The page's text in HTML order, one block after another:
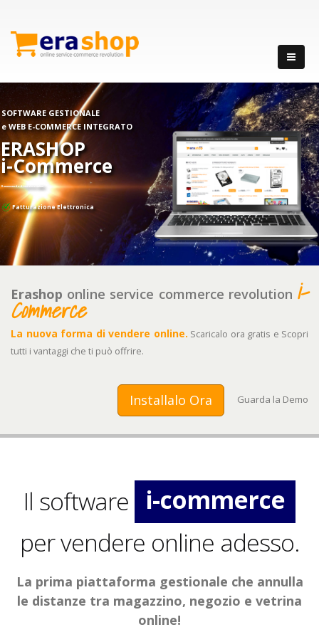
SOFTWARE GESTIONALE
e WEB E-COMMERCE INTEGRATO
ERASHOP
i-Commerce
Il nuovo modo di vendere online.
Fatturazione Elettronica
Erashop online service commerce revolution i-
Commerce
La nuova forma di vendere online. Scaricalo ora gratis e Scopri
tutti i vantaggi che ti può offrire.
Installalo Ora Guarda la Demo
Il software i-commerce
disponibile
immediato
vantaggioso
per vendere online adesso.
La prima piattaforma gestionale che annulla
le distanze tra magazzino, negozio e vetrina
online!